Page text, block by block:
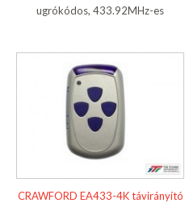
ugrókódos, 433.92MHz-es
CRAWFORD EA433-4K távirányító